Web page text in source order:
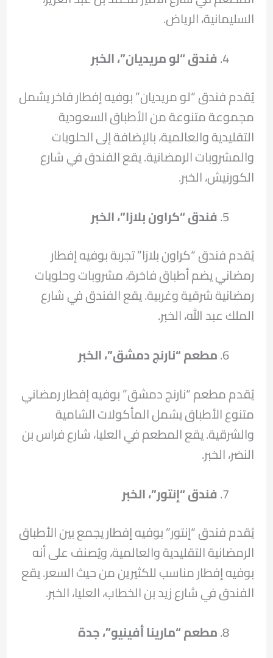
السليمانية، الرياض.
فندق “لو مريديان”، الخبر
يُقدم فندق “لو مريديان” بوفيه إفطار فاخر يشمل
مجموعة متنوعة من الأطباق السعودية
التقليدية والعالمية، بالإضافة إلى الحلويات
والمشروبات الرمضانية. يقع الفندق في شارع
الكورنيش، الخبر.
فندق “كراون بلازا”، الخبر
يُقدم فندق “كراون بلازا” تجربة بوفيه إفطار
رمضاني يضم أطباق فاخرة، مشروبات وحلويات
رمضانية شرقية وغربية. يقع الفندق في شارع
الملك عبد الله، الخبر.
مطعم “نارنج دمشق”، الخبر
يُقدم مطعم “نارنج دمشق” بوفيه إفطار رمضاني
متنوع الأطباق يشمل المأكولات الشامية
والشرقية. يقع المطعم في العليا، شارع فراس بن
النضر، الخبر.
فندق “إنتور”، الخبر
يُقدم فندق “إنتور” بوفيه إفطار يجمع بين الأطباق
الرمضانية التقليدية والعالمية، ويُصنف على أنه
بوفيه إفطار مناسب للكثيرين من حيث السعر. يقع
الفندق في شارع زيد بن الخطاب، العليا، الخبر.
مطعم “مارينا أفينيو”، جدة